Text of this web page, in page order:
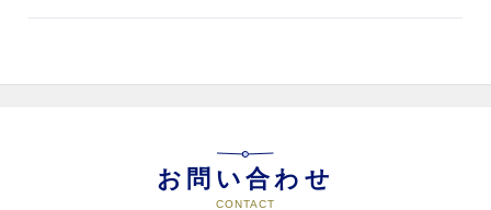
お問い合わせ
CONTACT